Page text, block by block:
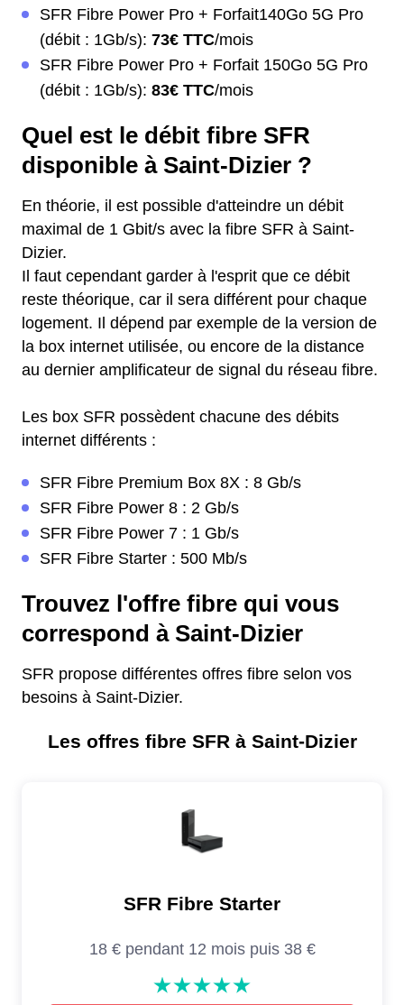
SFR Fibre Power Pro + Forfait140Go 5G Pro
(débit : 1Gb/s): 73€ TTC/mois
SFR Fibre Power Pro + Forfait 150Go 5G Pro
(débit : 1Gb/s): 83€ TTC/mois
Quel est le débit fibre SFR
disponible à Saint-Dizier ?
En théorie, il est possible d'atteindre un débit
maximal de 1 Gbit/s avec la fibre SFR à Saint-
Dizier.
Il faut cependant garder à l'esprit que ce débit
reste théorique, car il sera différent pour chaque
logement. Il dépend par exemple de la version de
la box internet utilisée, ou encore de la distance
au dernier amplificateur de signal du réseau fibre.
Les box SFR possèdent chacune des débits
internet différents :
SFR Fibre Premium Box 8X : 8 Gb/s
SFR Fibre Power 8 : 2 Gb/s
SFR Fibre Power 7 : 1 Gb/s
SFR Fibre Starter : 500 Mb/s
Trouvez l'offre fibre qui vous
correspond à Saint-Dizier
SFR propose différentes offres fibre selon vos
besoins à Saint-Dizier.